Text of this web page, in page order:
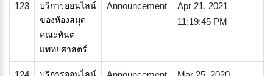
123
บริการออนไลน์
ของห้องสมุด
คณะทันต
แพทยศาสตร์
Announcement
Apr 21, 2021
11:19:45 PM